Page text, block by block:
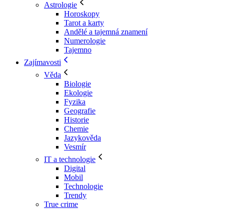
Astrologie
Horoskopy
Tarot a karty
Andělé a tajemná znamení
Numerologie
Tajemno
Zajímavosti
Věda
Biologie
Ekologie
Fyzika
Geografie
Historie
Chemie
Jazykověda
Vesmír
IT a technologie
Digital
Mobil
Technologie
Trendy
True crime